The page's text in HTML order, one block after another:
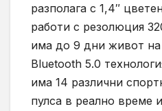
разполага с 1,4″
работи с резолюция
има до 9 дни живот на
Bluetooth 5.0
има 14 различни
пулса в реално време